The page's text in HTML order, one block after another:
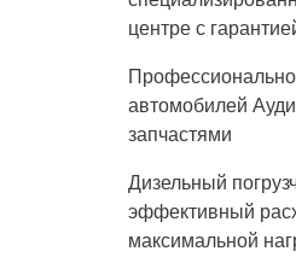
центре с
автомобилей
запчастями
Дизельный
эффективный
максимальной